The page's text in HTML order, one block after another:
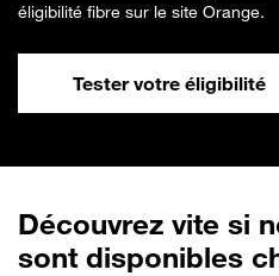
éligibilité fibre sur le site Orange.
Tester votre éligibilité
Découvrez vite si
sont disponibles